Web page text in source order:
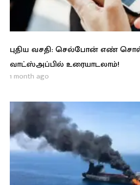
புதிய வசதி: செல்போன் எண்
வாட்ஸ்அப்பில் உரையாடலாம்!
1 month ago